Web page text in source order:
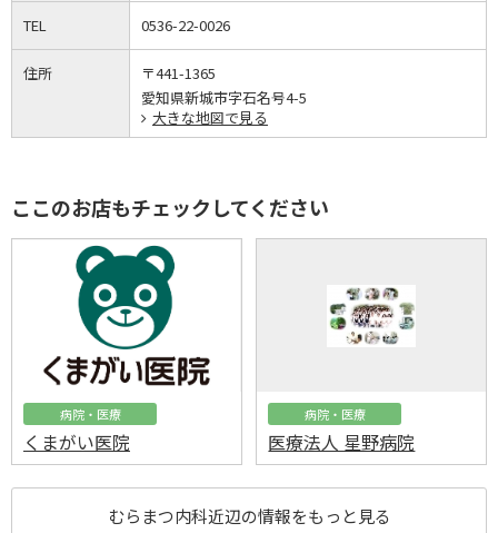
TEL 0536-22-0026
住所
〒441-1365
愛知県新城市字石名号4-5
大きな地図で見る
ここのお店もチェックしてください
病院・医療
くまがい医院
病院・医療
医療法人 星野病院
むらまつ内科近辺の情報をもっと見る